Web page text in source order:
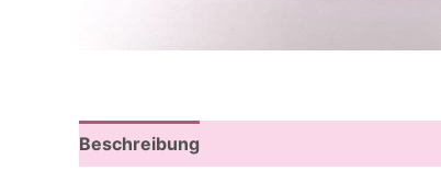
Beschreibung